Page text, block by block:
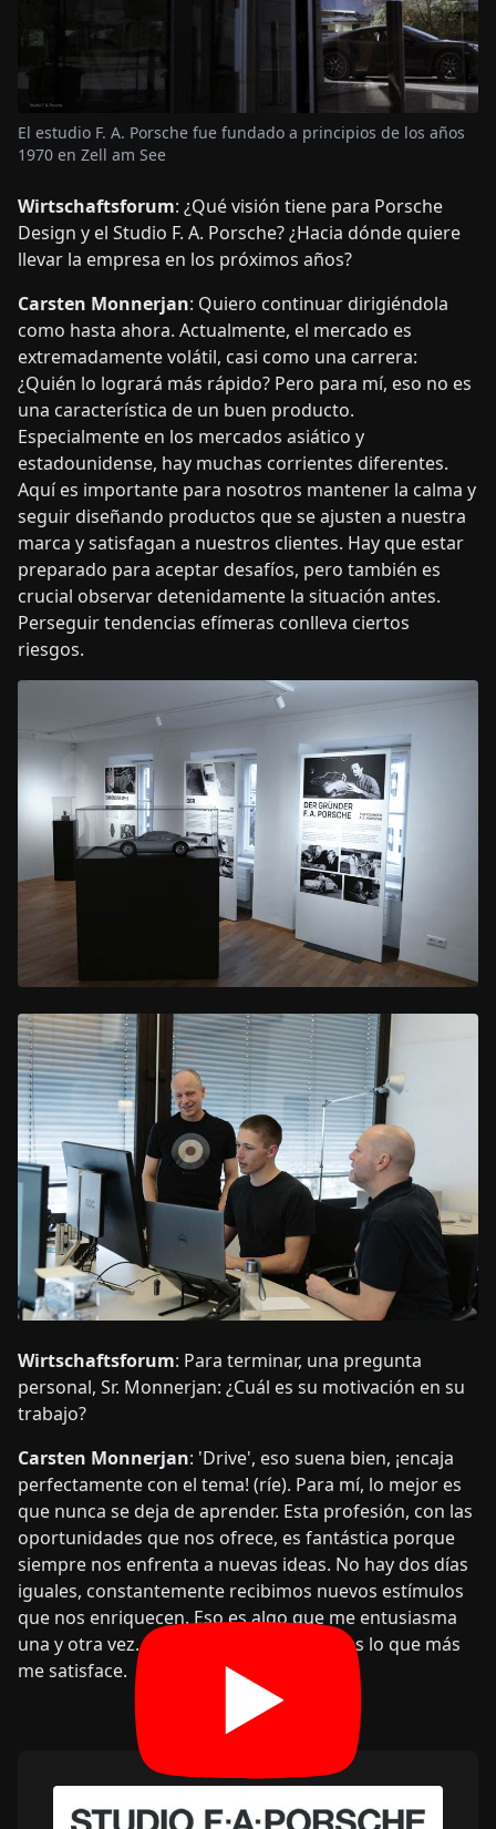
El estudio F. A. Porsche fue fundado a principios de los años
1970 en Zell am See
Wirtschaftsforum: ¿Qué visión tiene para Porsche
Design y el Studio F. A. Porsche? ¿Hacia dónde quiere
llevar la empresa en los próximos años?
Carsten Monnerjan: Quiero continuar dirigiéndola
como hasta ahora. Actualmente, el mercado es
extremadamente volátil, casi como una carrera:
¿Quién lo logrará más rápido? Pero para mí, eso no es
una característica de un buen producto.
Especialmente en los mercados asiático y
estadounidense, hay muchas corrientes diferentes.
Aquí es importante para nosotros mantener la calma y
seguir diseñando productos que se ajusten a nuestra
marca y satisfagan a nuestros clientes. Hay que estar
preparado para aceptar desafíos, pero también es
crucial observar detenidamente la situación antes.
Perseguir tendencias efímeras conlleva ciertos
riesgos.
Wirtschaftsforum: Para terminar, una pregunta
personal, Sr. Monnerjan: ¿Cuál es su motivación en su
trabajo?
Carsten Monnerjan: 'Drive', eso suena bien, ¡encaja
perfectamente con el tema! (ríe). Para mí, lo mejor es
que nunca se deja de aprender. Esta profesión, con las
oportunidades que nos ofrece, es fantástica porque
siempre nos enfrenta a nuevas ideas. No hay dos días
iguales, constantemente recibimos nuevos estímulos
que nos enriquecen. Eso es algo que me entusiasma
una y otra vez. El aprendizaje continuo es lo que más
me satisface.